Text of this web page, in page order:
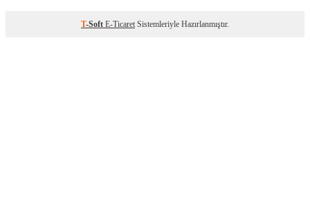
T-Soft E-Ticaret Sistemleriyle Hazırlanmıştır.